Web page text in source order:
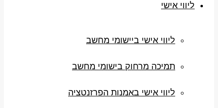
ליווי אישי
ליווי אישי ביישומי מחשב
תמיכה מרחוק בישומי מחשב
ליווי אישי באמנות הפרזנטציה